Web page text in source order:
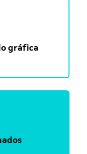
gráfica